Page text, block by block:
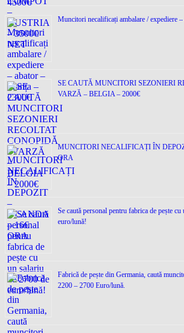
Muncitori necalificați ambalare / expediere
SE CAUTĂ MUNCITORI SEZONIERI
VARZĂ – BELGIA – 2000€
MUNCITORI NECALIFICAȚI ÎN
ORA
Se caută personal pentru fabrica de pește
euro/lună!
Fabrică de pește din Germania, caută
2200 – 2700 Euro/lună.